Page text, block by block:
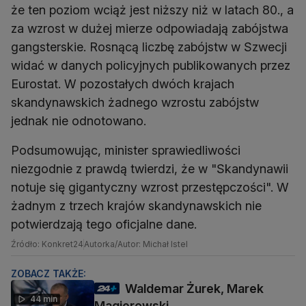
że ten poziom wciąż jest niższy niż w latach 80., a
za wzrost w dużej mierze odpowiadają zabójstwa
gangsterskie. Rosnącą liczbę zabójstw w Szwecji
widać w danych policyjnych publikowanych przez
Eurostat. W pozostałych dwóch krajach
skandynawskich żadnego wzrostu zabójstw
jednak nie odnotowano.
Podsumowując, minister sprawiedliwości
niezgodnie z prawdą twierdzi, że w "Skandynawii
notuje się gigantyczny wzrost przestępczości". W
żadnym z trzech krajów skandynawskich nie
potwierdzają tego oficjalne dane.
Źródło: Konkret24Autorka/Autor: Michał Istel
ZOBACZ TAKŻE:
44 min
Waldemar Żurek, Marek